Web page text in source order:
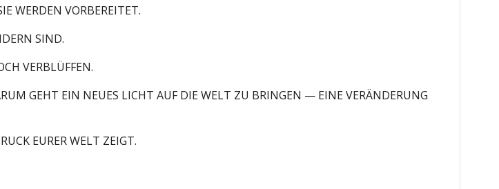
WERDEN VORBEREITET.
SIND.
VERBLÜFFEN.
GEHT EIN NEUES LICHT AUF DIE WELT ZU BRINGEN — EINE VERÄNDERUNG
EURER WELT ZEIGT.